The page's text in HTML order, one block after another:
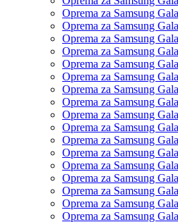
Oprema za Samsung
Oprema za Samsung
Oprema za Samsung
Oprema za Samsung
Oprema za Samsung
Oprema za Samsung
Oprema za Samsung
Oprema za Samsung
Oprema za Samsung
Oprema za Samsung
Oprema za Samsung
Oprema za Samsung
Oprema za Samsung
Oprema za Samsung
Oprema za Samsung
Oprema za Samsung
Oprema za Samsung